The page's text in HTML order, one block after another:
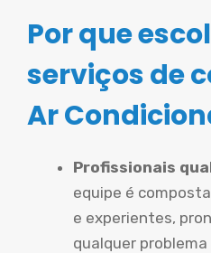
Por que
serviços de
Ar
Profissionais
equipe é
e experientes,
qualquer problema